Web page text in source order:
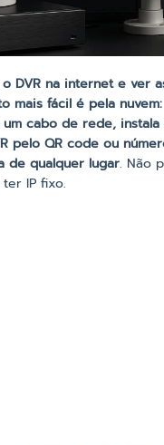
DVR na internet e ver
mais fácil é pela
cabo de rede,
pelo QR code ou
de qualquer lugar. Não
IP fixo.